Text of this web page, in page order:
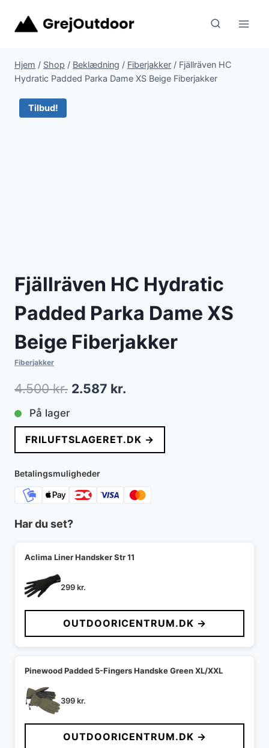
Hjem / Shop / Beklædning / Fiberjakker / Fjällräven HC
Hydratic Padded Parka Dame XS Beige Fiberjakker
Tilbud!
Fjällräven HC Hydratic
Padded Parka Dame XS
Beige Fiberjakker
Fiberjakker
4.500kr. Den
pris
var:
4.500 kr..
2.587 kr.
pris
er:
På lager
FRILUFTSLAGERET.DK →
Betalingsmuligheder
Har du set?
Aclima Liner Handsker Str 11
299kr.
OUTDOORICENTRUM.DK →
Pinewood Padded 5-Fingers Handske Green XL/XXL
399kr.
OUTDOORICENTRUM.DK →